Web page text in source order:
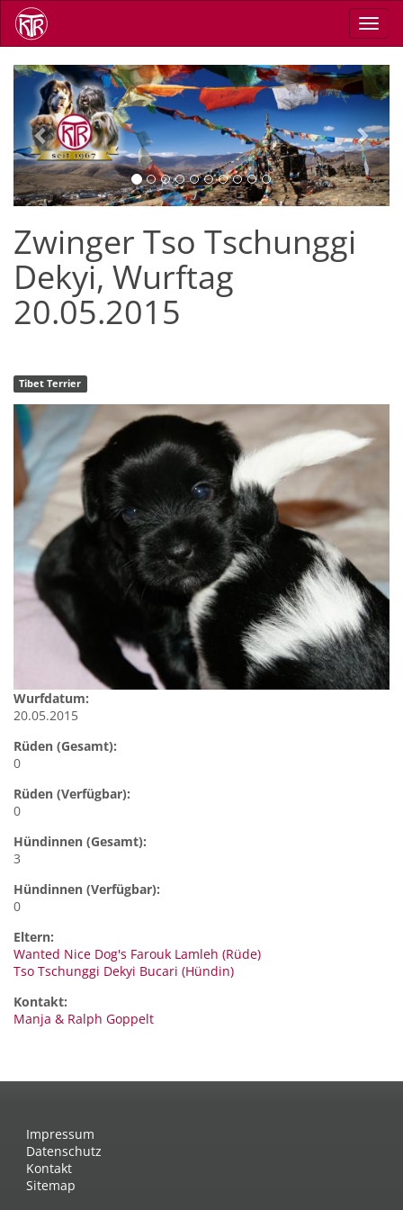
Direkt
zum
Inhalt
Previous Next
Zwinger Tso Tschunggi
Dekyi, Wurftag
20.05.2015
Tibet Terrier
Wurfdatum:
20.05.2015
Rüden (Gesamt):
0
Rüden (Verfügbar):
0
Hündinnen (Gesamt):
3
Hündinnen (Verfügbar):
0
Eltern:
Wanted Nice Dog's Farouk Lamleh (Rüde)
Tso Tschunggi Dekyi Bucari (Hündin)
Kontakt:
Manja & Ralph Goppelt
Impressum
Datenschutz
Kontakt
Sitemap